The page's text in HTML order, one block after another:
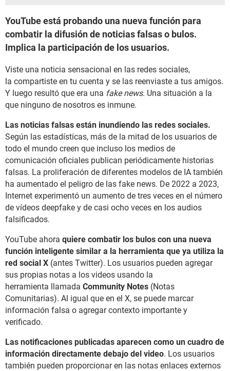
YouTube está probando una nueva función para
combatir la difusión de noticias falsas o bulos.
Implica la participación de los usuarios.
Viste una noticia sensacional en las redes sociales,
la compartiste en tu cuenta y se las reenviaste a tus amigos.
Y luego resultó que era una fake news. Una situación a la
que ninguno de nosotros es inmune.
Las noticias falsas están inundiendo las redes sociales.
Según las estadísticas, más de la mitad de los usuarios de
todo el mundo creen que incluso los medios de
comunicación oficiales publican periódicamente historias
falsas. La proliferación de diferentes modelos de IA también
ha aumentado el peligro de las fake news. De 2022 a 2023,
Internet experimentó un aumento de tres veces en el número
de vídeos deepfake y de casi ocho veces en los audios
falsificados.
YouTube ahora quiere combatir los bulos con una nueva
función inteligente similar a la herramienta que ya utiliza la
red social X (antes Twitter). Los usuarios pueden agregar
sus propias notas a los videos usando la
herramienta llamada Community Notes (Notas
Comunitarias). Al igual que en el X, se puede marcar
información falsa o agregar contexto importante y
verificado.
Las notificaciones publicadas aparecen como un cuadro de
información directamente debajo del video. Los usuarios
también pueden proporcionar en las notas enlaces externos